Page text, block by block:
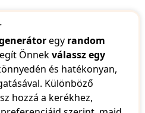
egy random
Önnekválassz egy
és hatékonyan,
Különböző
hozzá a kerékhez,